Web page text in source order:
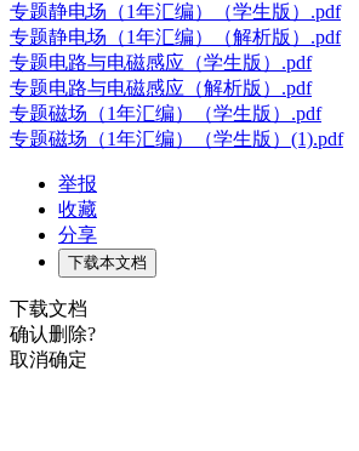
专题静电场（1年汇编）（学生版）.pdf
专题静电场（1年汇编）（解析版）.pdf
专题电路与电磁感应（学生版）.pdf
专题电路与电磁感应（解析版）.pdf
专题磁场（1年汇编）（学生版）.pdf
专题磁场（1年汇编）（学生版）(1).pdf
举报
收藏
分享
下载本文档
下载文档
确认删除?
取消确定